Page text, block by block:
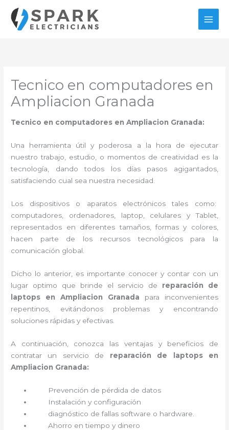
contenido
Tecnico en computadores en
Ampliacion Granada
Tecnico en computadores en Ampliacion Granada:
Una herramienta útil y poderosa a la hora de ejecutar
nuestro trabajo, estudio, o momentos de creatividad es la
tecnología, dando todos los días pasos agigantados,
satisfaciendo cual sea nuestra necesidad.
Los dispositivos o aparatos electrónicos tales como:
computadores, ordenadores, laptop, celulares y Tablet,
representados en diferentes tamaños, formas y colores,
hacen parte de los recursos tecnológicos para la
comunicación global.
Dicho lo anterior, es importante conocer y contar con un
lugar optimo que brinde el servicio de reparación de
laptops en Ampliacion Granada para inconvenientes
repentinos, evitándonos problemas y encontrando
soluciones rápidas y efectivas.
A continuación, conozca las ventajas y beneficios de
contratar un servicio de reparación de laptops en
Ampliacion Granada:
Prevención de pérdida de datos
Instalación y configuración
diagnóstico de fallas software o hardware
Ahorro en tiempo y dinero